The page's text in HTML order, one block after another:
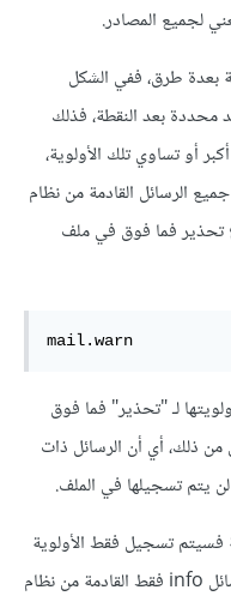
بعدة طرق، ففي الشكل
محددة بعد النقطة، فذلك
أو تساوي تلك الأولوية،
الرسائل القادمة من نظام
تحذير فما فوق في ملف
mail.warn
لـ "تحذير" فما فوق
من ذلك، أي أن الرسائل ذات
فسيتم تسجيل فقط الأولوية
المطابقة، أي أنه إذا أردت الحصول على رسائل info فقط القادمة من نظام